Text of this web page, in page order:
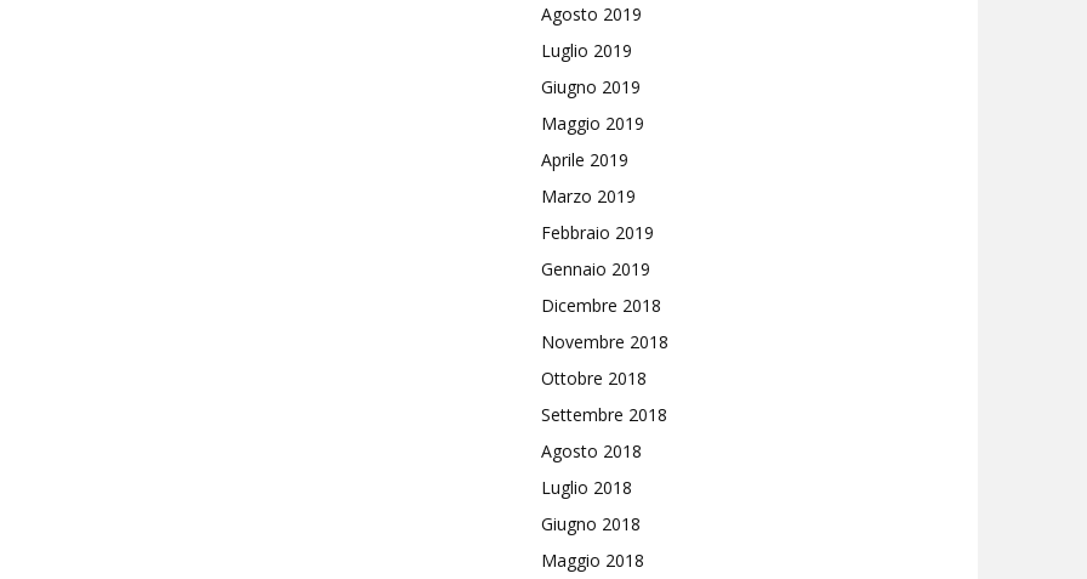
Agosto 2019
Luglio 2019
Giugno 2019
Maggio 2019
Aprile 2019
Marzo 2019
Febbraio 2019
Gennaio 2019
Dicembre 2018
Novembre 2018
Ottobre 2018
Settembre 2018
Agosto 2018
Luglio 2018
Giugno 2018
Maggio 2018